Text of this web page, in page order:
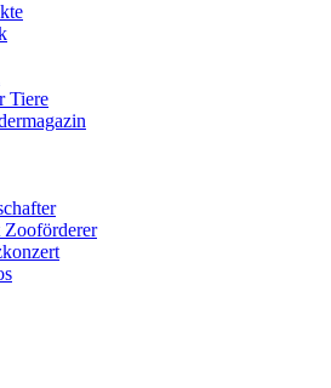
Tiere
Zooförderer